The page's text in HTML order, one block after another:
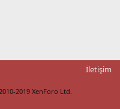
İletişim
2019 XenForo Ltd.